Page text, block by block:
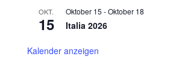
OKT.
15
Oktober 15 -Oktober 18
Italia 2026
Kalender anzeigen